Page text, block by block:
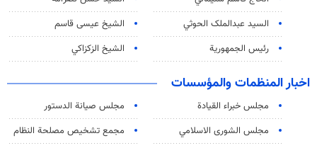
السید عبدالملک الحوثي
الشيخ عيسى قاسم
رئيس الجمهورية
الشيخ الزكزاكي
اخبار المنظمات والمؤسسات
مجلس خبراء القيادة
مجلس صيانة الدستور
مجلس الشورى الاسلامي
مجمع تشخيص مصلحة النظام